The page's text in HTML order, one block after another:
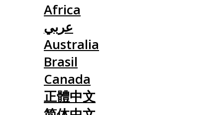
Africa
عربي
Australia
Brasil
Canada
正體中文